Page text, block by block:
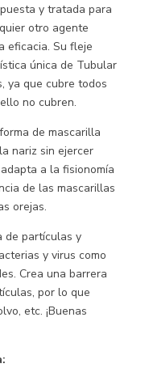
y tratada para
otro agente
eficacia. Su fleje
única de Tubular
ya que cubre todos
no cubren.
de mascarilla
nariz sin ejercer
a la fisionomía
de las mascarillas
orejas.
de partículas y
y virus como
Crea una barrera
por lo que
etc. ¡Buenas